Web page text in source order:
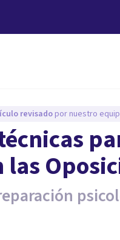
revisado por nuestro
las